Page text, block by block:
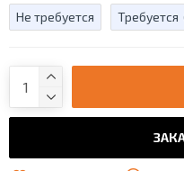
Не требуется
Требуется